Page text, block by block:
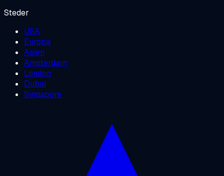
Steder
USA
Europa
Asien
Amsterdam
London
Dubai
Singapore